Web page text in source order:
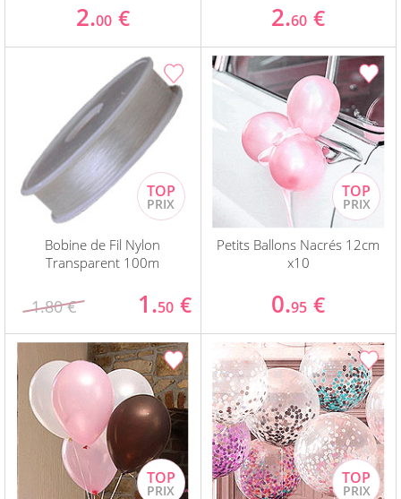
2.00 € 2.60 €
Bobine de Fil Nylon
Transparent 100m
1.80 € 1.50 €
Petits Ballons Nacrés 12cm
x10
0.95 €